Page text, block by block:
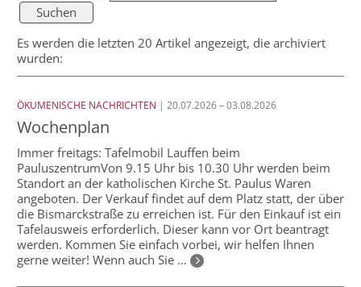
Es werden die letzten 20 Artikel angezeigt, die archiviert
wurden:
ÖKUMENISCHE NACHRICHTEN | 20.07.2026 – 03.08.2026
Wochenplan
Immer freitags: Tafelmobil Lauffen beim
PauluszentrumVon 9.15 Uhr bis 10.30 Uhr werden beim
Standort an der katholischen Kirche St. Paulus Waren
angeboten. Der Verkauf findet auf dem Platz statt, der über
die Bismarckstraße zu erreichen ist. Für den Einkauf ist ein
Tafelausweis erforderlich. Dieser kann vor Ort beantragt
werden. Kommen Sie einfach vorbei, wir helfen Ihnen
gerne weiter! Wenn auch Sie …